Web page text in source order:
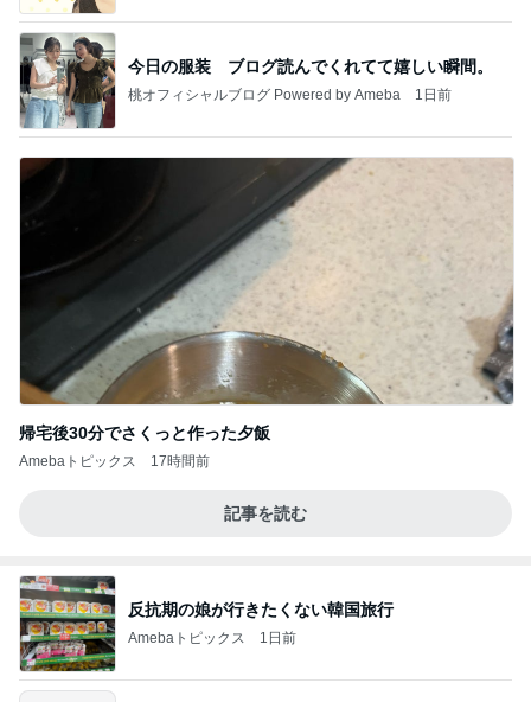
今日の服装 ブログ読んでくれてて嬉しい瞬間。
桃オフィシャルブログ Powered by Ameba 1日前
帰宅後30分でさくっと作った夕飯
Amebaトピックス 17時間前
記事を読む
反抗期の娘が行きたくない韓国旅行
Amebaトピックス 1日前